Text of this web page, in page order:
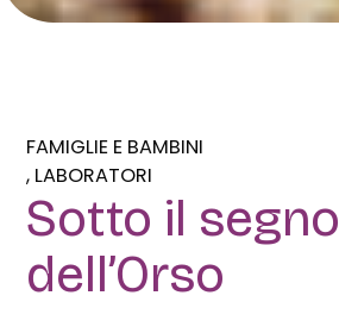
FAMIGLIE E BAMBINI
LABORATORI
Sotto il segno
dell’Orso